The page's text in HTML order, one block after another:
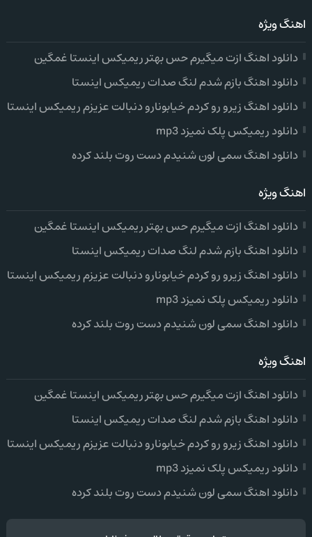
اهنگ ویژه
دانلود اهنگ ازت میگیرم حس بهتر ریمیکس اینستا غمگین
دانلود اهنگ بازم شدم لنگ صدات ریمیکس اینستا
دانلود اهنگ زیرو رو کردم خیابونارو دنبالت عزیزم ریمیکس اینستا
دانلود ریمیکس پلک نمیزد mp3
دانلود اهنگ سمی لون شنیدم دست روت بلند کرده
اهنگ ویژه
دانلود اهنگ ازت میگیرم حس بهتر ریمیکس اینستا غمگین
دانلود اهنگ بازم شدم لنگ صدات ریمیکس اینستا
دانلود اهنگ زیرو رو کردم خیابونارو دنبالت عزیزم ریمیکس اینستا
دانلود ریمیکس پلک نمیزد mp3
دانلود اهنگ سمی لون شنیدم دست روت بلند کرده
اهنگ ویژه
دانلود اهنگ ازت میگیرم حس بهتر ریمیکس اینستا غمگین
دانلود اهنگ بازم شدم لنگ صدات ریمیکس اینستا
دانلود اهنگ زیرو رو کردم خیابونارو دنبالت عزیزم ریمیکس اینستا
دانلود ریمیکس پلک نمیزد mp3
دانلود اهنگ سمی لون شنیدم دست روت بلند کرده